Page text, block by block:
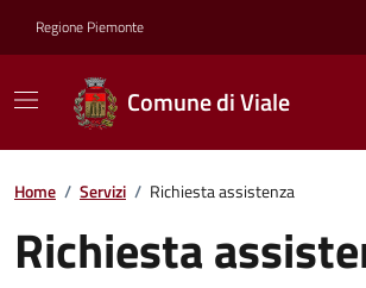
Regione Piemonte
Comune di Viale
Home / Servizi / Richiesta assistenza
Richiesta